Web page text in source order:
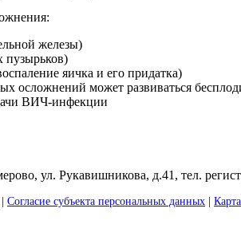
железы)
пузырьков)
яичка и его придатка)
осложнений может развиваться
ВИЧ-инфекции
ул. Рукавишникова, д.41, тел.
Согласие субъекта персональных данных